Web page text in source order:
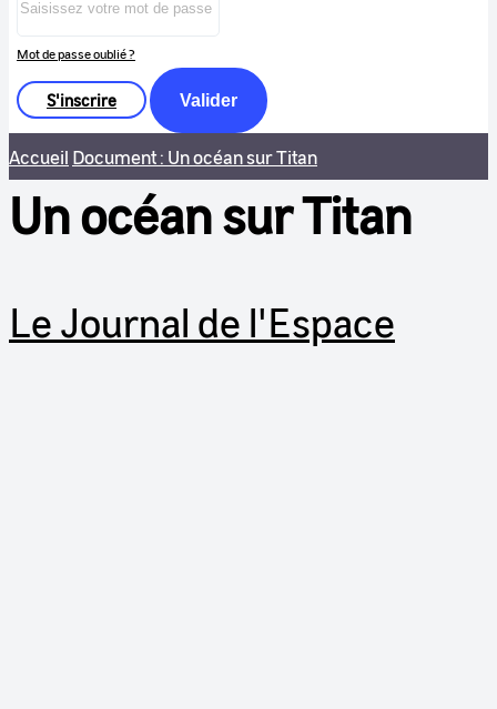
Mot de passe oublié ?
S'inscrire Valider
Accueil Document : Un océan sur Titan
Un océan sur Titan
Le Journal de l'Espace